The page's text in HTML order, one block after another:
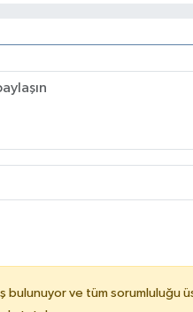
bulunuyor ve tüm sorumluluğu